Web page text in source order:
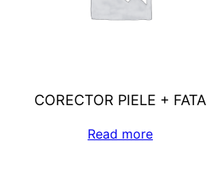
CORECTOR PIELE + FATA
Read more